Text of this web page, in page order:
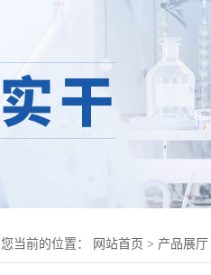
您当前的位置： 网站首页 > 产品展厅